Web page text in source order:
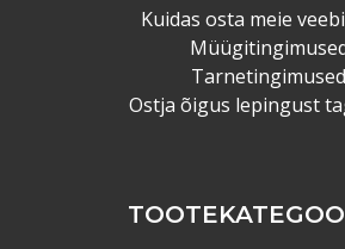
Kuidas osta meie
Tarnetingimused
Ostja õigus lepingust